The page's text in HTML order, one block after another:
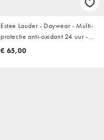
Estee Lauder - Daywear - Multi-
protectie anti-oxidant 24 uur -
Vochtinbrengende crème SPF 15
€ 65,00